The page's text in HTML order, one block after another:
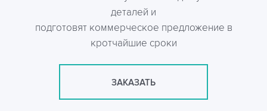
деталей и
подготовят коммерческое предложение в
кротчайшие сроки
ЗАКАЗАТЬ